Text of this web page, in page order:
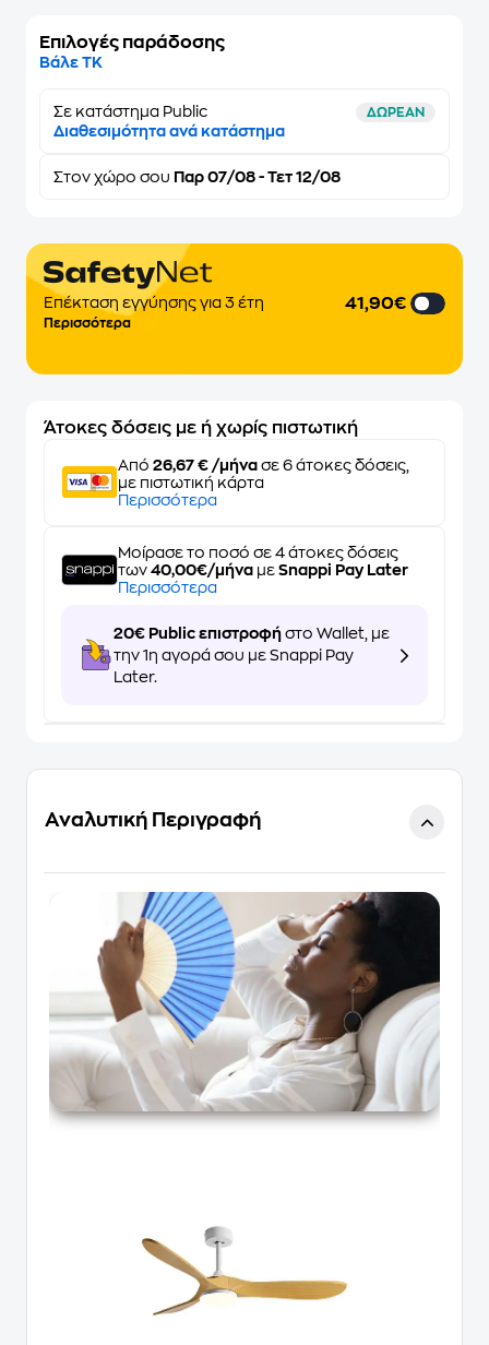
Επιλογές παράδοσης
Βάλε ΤΚ
Σε κατάστημα Public ΔΩΡΕΑΝ
Διαθεσιμότητα ανά κατάστημα
Στον χώρο σου Παρ 07/08 - Τετ 12/08
Επέκταση εγγύησης για 3 έτη
Περισσότερα
41,90€
Άτοκες δόσεις με ή χωρίς πιστωτική
Από 26,67 € /μήνα σε 6 άτοκες δόσεις,
με πιστωτική κάρτα
Περισσότερα
Μοίρασε το ποσό σε 4 άτοκες δόσεις
των 40,00€/μήνα με Snappi Pay Later
Περισσότερα
20€ Public επιστροφή στο Wallet, με
την 1η αγορά σου με Snappi Pay
Later.
Αναλυτική Περιγραφή